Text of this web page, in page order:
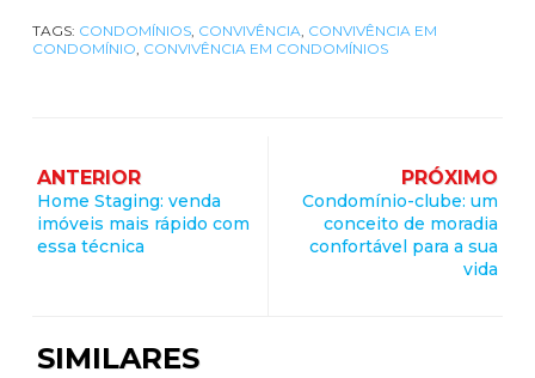
TAGS: CONDOMÍNIOS, CONVIVÊNCIA, CONVIVÊNCIA EM
CONDOMÍNIO, CONVIVÊNCIA EM CONDOMÍNIOS
ANTERIOR
Home Staging: venda
imóveis mais rápido com
essa técnica
PRÓXIMO
Condomínio-clube: um
conceito de moradia
confortável para a sua
vida
SIMILARES